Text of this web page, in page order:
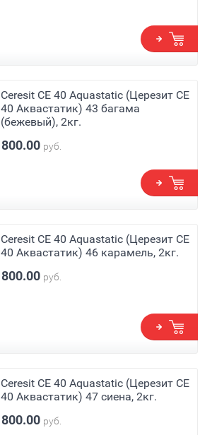
Ceresit СЕ 40 Aquastatic (Церезит СЕ
40 Аквастатик) 43 багама
(бежевый), 2кг.
800.00 руб.
Ceresit СЕ 40 Aquastatic (Церезит СЕ
40 Аквастатик) 46 карамель, 2кг.
800.00 руб.
Ceresit СЕ 40 Aquastatic (Церезит СЕ
40 Аквастатик) 47 сиена, 2кг.
800.00 руб.